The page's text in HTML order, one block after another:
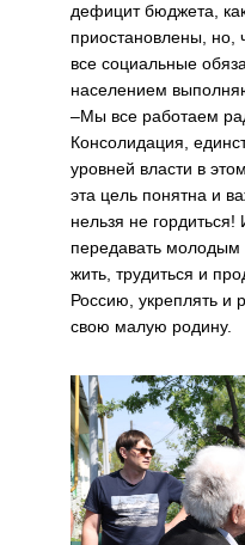
дефицит бюджета,
приостановлены, но,
все социальные
населением
–Мы все работаем
Консолидация,
уровней власти в
эта цель понятна и
нельзя не гордиться!
передавать
жить, трудиться и
Россию, укреплять и
свою малую родину.